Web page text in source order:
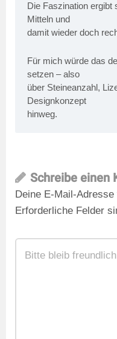
Die Faszination ergibt
Mitteln und
damit wieder doch
Für mich würde das
setzen – also
über Steineanzahl,
Designkonzept
hinweg.
Schreibe einen
Deine E-Mail-
Erforderliche Felder